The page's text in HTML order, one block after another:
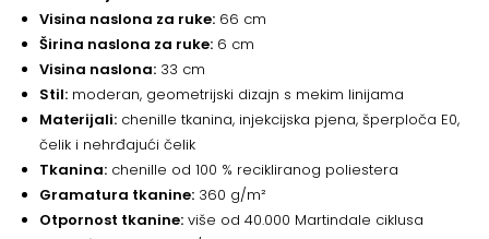
Visina naslona za ruke: 66 cm
Širina naslona za ruke: 6 cm
Visina naslona: 33 cm
Stil: moderan, geometrijski dizajn s mekim linijama
Materijali: chenille tkanina, injekcijska pjena, šperploča E0,
čelik i nehrđajući čelik
Tkanina: chenille od 100 % recikliranog poliestera
Gramatura tkanine: 360 g/m²
Otpornost tkanine: više od 40.000 Martindale ciklusa